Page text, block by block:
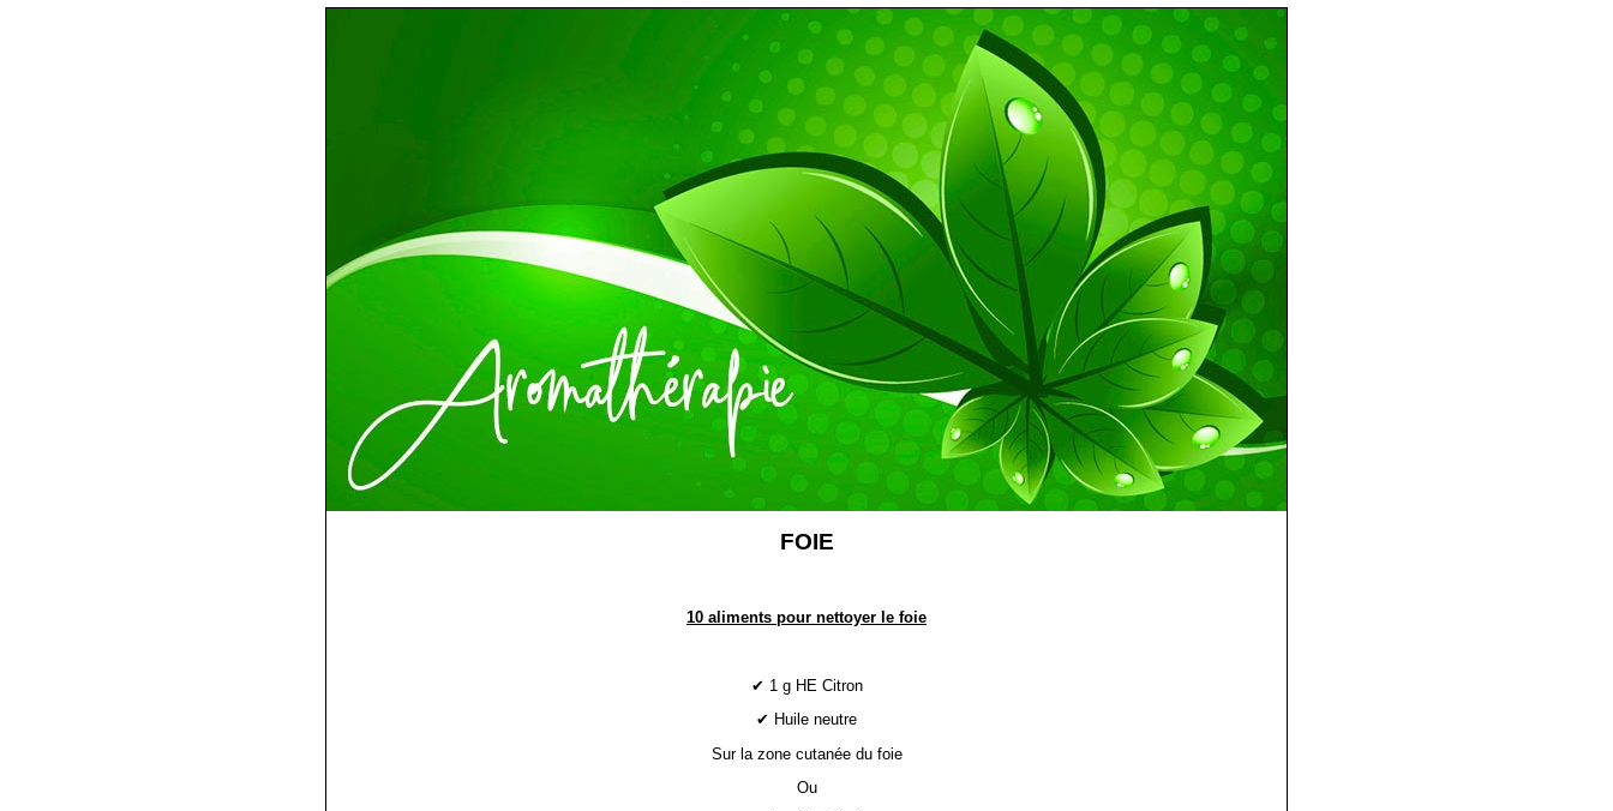
FOIE
10 aliments pour nettoyer le foie
✔ 1 g HE Citron
✔ Huile neutre
Sur la zone cutanée du foie
Ou